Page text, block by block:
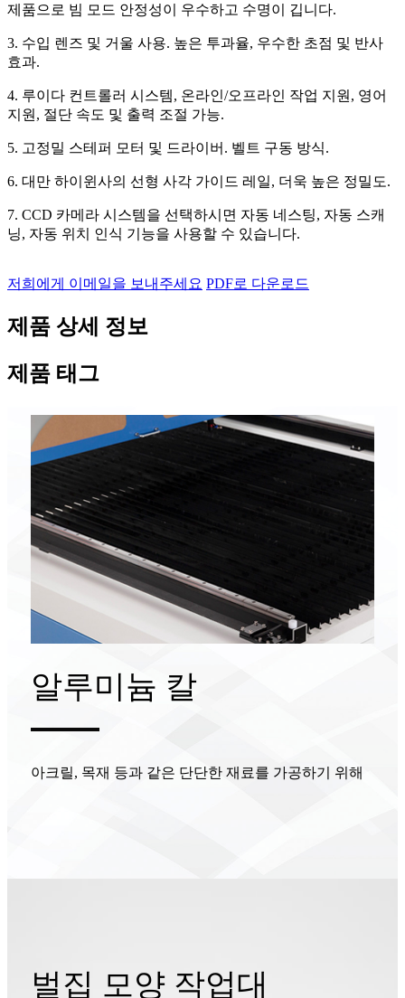
제품으로 빔 모드 안정성이 우수하고 수명이 깁니다.
3. 수입 렌즈 및 거울 사용. 높은 투과율, 우수한 초점 및 반사
효과.
4. 루이다 컨트롤러 시스템, 온라인/오프라인 작업 지원, 영어
지원, 절단 속도 및 출력 조절 가능.
5. 고정밀 스테퍼 모터 및 드라이버. 벨트 구동 방식.
6. 대만 하이윈사의 선형 사각 가이드 레일, 더욱 높은 정밀도.
7. CCD 카메라 시스템을 선택하시면 자동 네스팅, 자동 스캐
닝, 자동 위치 인식 기능을 사용할 수 있습니다.
저희에게 이메일을 보내주세요 PDF로 다운로드
제품 상세 정보
제품 태그
알루미늄 칼
아크릴, 목재 등과 같은 단단한 재료를 가공하기 위해
벌집 모양 작업대